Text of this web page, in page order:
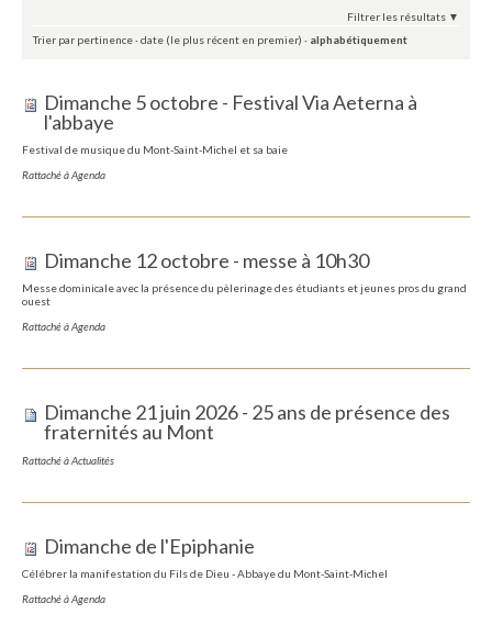
Filtrer les résultats
Trier par pertinence· date (le plus récent en premier) · alphabétiquement
Dimanche 5 octobre - Festival Via Aeterna à
l'abbaye
Festival de musique du Mont-Saint-Michel et sa baie
Rattaché àAgenda
Dimanche 12 octobre - messe à 10h30
Messe dominicale avec la présence du pèlerinage des étudiants et jeunes pros du grand
ouest
Rattaché àAgenda
Dimanche 21 juin 2026 - 25 ans de présence des
fraternités au Mont
Rattaché àActualités
Dimanche de l'Epiphanie
Célébrer la manifestation du Fils de Dieu - Abbaye du Mont-Saint-Michel
Rattaché àAgenda